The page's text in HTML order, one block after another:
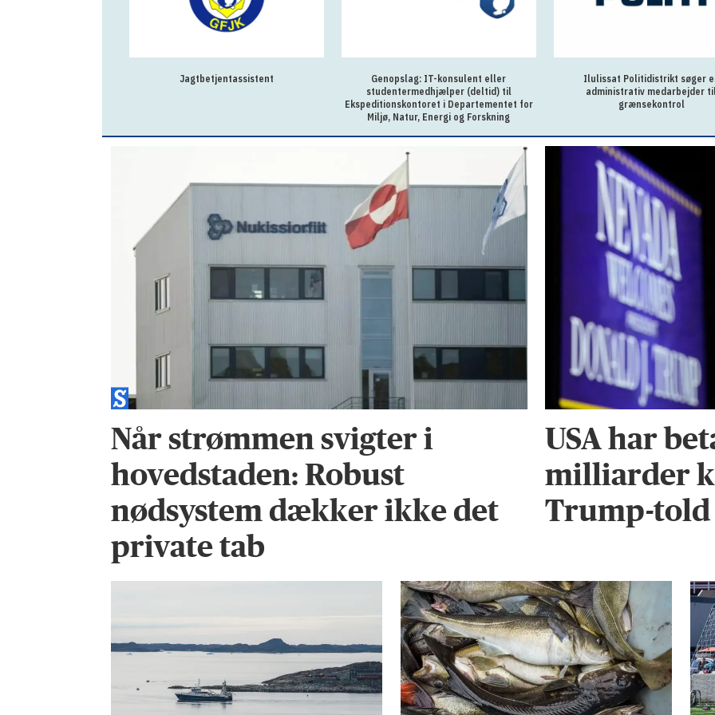
Jagtbetjentassistent
Genopslag: IT-konsulent eller
studentermedhjælper (deltid) til
Ekspeditionskontoret i Departementet for
Miljø, Natur, Energi og Forskning
Ilulissat Politidistrikt søger
administrativ medarbejder til
grænsekontrol
Når strømmen svigter i
hovedstaden: Robust
nødsystem dækker ikke det
private tab
USA har
milliarder
Trump-told